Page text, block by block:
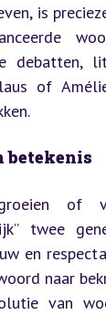
is
debatten,
of
betekenis
of
twee
en
naar
van